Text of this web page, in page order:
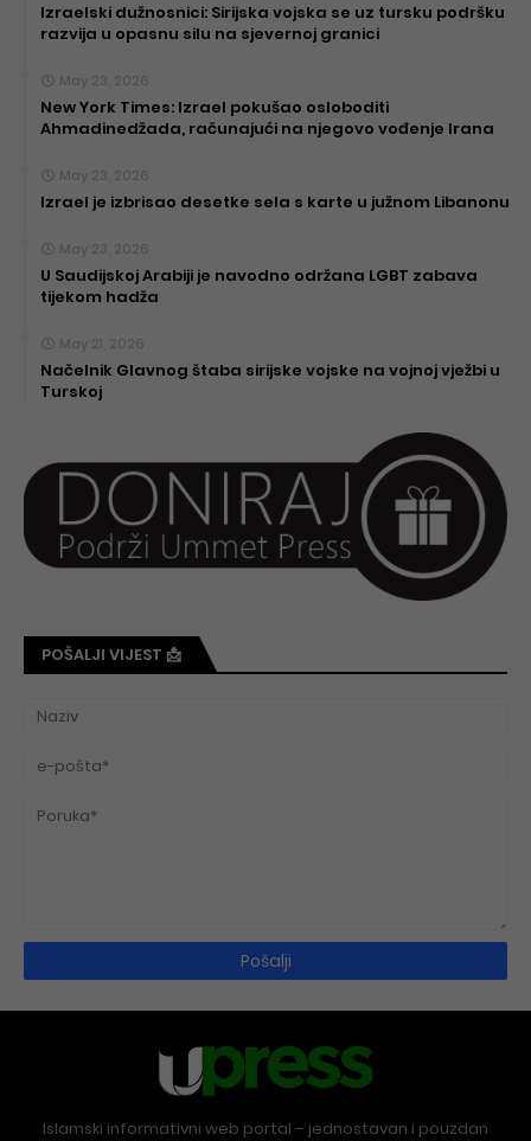
Izraelski dužnosnici: Sirijska vojska se uz tursku podršku
razvija u opasnu silu na sjevernoj granici
May 23, 2026
New York Times: Izrael pokušao osloboditi
Ahmadinedžada, računajući na njegovo vođenje Irana
May 23, 2026
Izrael je izbrisao desetke sela s karte u južnom Libanonu
May 23, 2026
U Saudijskoj Arabiji je navodno održana LGBT zabava
tijekom hadža
May 21, 2026
Načelnik Glavnog štaba sirijske vojske na vojnoj vježbi u
Turskoj
POŠALJI VIJEST 📩
Islamski informativni web portal – jednostavan i pouzdan